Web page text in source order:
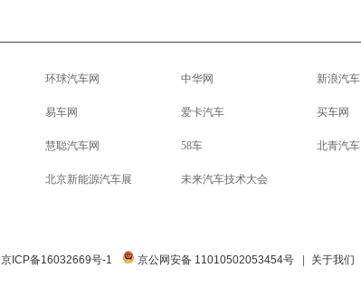
环球汽车网 中华网 新浪汽车
易车网 爱卡汽车 买车网
慧聪汽车网 58车 北青汽车
北京新能源汽车展 未来汽车技术大会
京ICP备16032669号-1 京公网安备 11010502053454号 | 关于我们